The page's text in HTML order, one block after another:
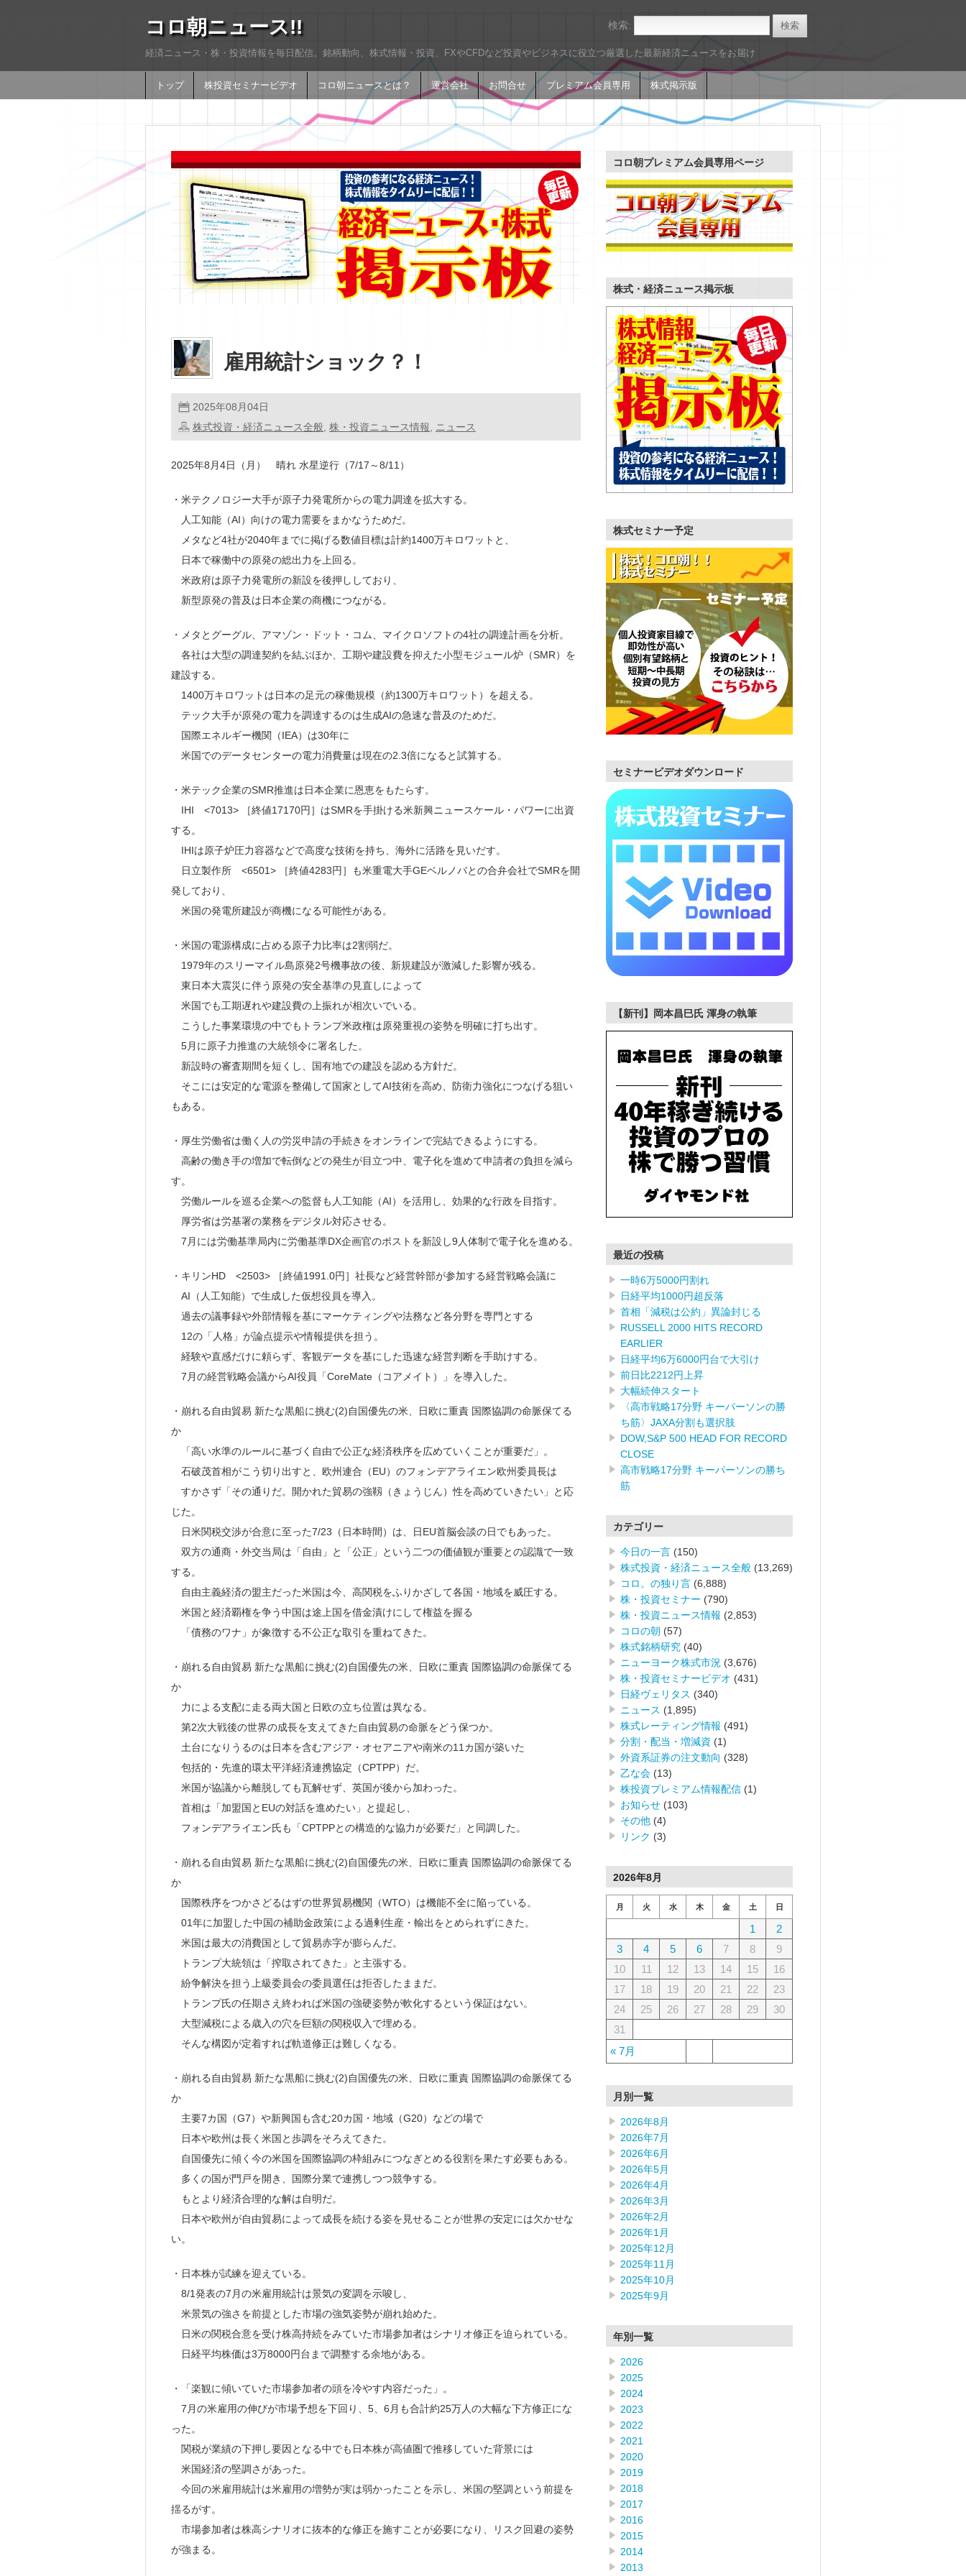
コロ朝ニュース!!
経済ニュース・株・投資情報を毎日配信。銘柄動向、株式情報・投資、FXやCFDなど投資やビジネスに役立つ厳選した最新経済ニュースをお届け
トップ 株投資セミナービデオ コロ朝ニュースとは？ 運営会社 お問合せ プレミアム会員専用 株式掲示版
検索:
雇用統計ショック？！
2025年08月04日
株式投資・経済ニュース全般, 株・投資ニュース情報, ニュース
2025年8月4日（月） 晴れ 水星逆行（7/17～8/11）
・米テクノロジー大手が原子力発電所からの電力調達を拡大する。
人工知能（AI）向けの電力需要をまかなうためだ。
メタなど4社が2040年までに掲げる数値目標は計約1400万キロワットと、
日本で稼働中の原発の総出力を上回る。
米政府は原子力発電所の新設を後押ししており、
新型原発の普及は日本企業の商機につながる。
・メタとグーグル、アマゾン・ドット・コム、マイクロソフトの4社の調達計画を分析。
各社は大型の調達契約を結ぶほか、工期や建設費を抑えた小型モジュール炉（SMR）を
建設する。
1400万キロワットは日本の足元の稼働規模（約1300万キロワット）を超える。
テック大手が原発の電力を調達するのは生成AIの急速な普及のためだ。
国際エネルギー機関（IEA）は30年に
米国でのデータセンターの電力消費量は現在の2.3倍になると試算する。
・米テック企業のSMR推進は日本企業に恩恵をもたらす。
IHI <7013> ［終値17170円］はSMRを手掛ける米新興ニュースケール・パワーに出資
する。
IHIは原子炉圧力容器などで高度な技術を持ち、海外に活路を見いだす。
日立製作所 <6501> ［終値4283円］も米重電大手GEベルノバとの合弁会社でSMRを開
発しており、
米国の発電所建設が商機になる可能性がある。
・米国の電源構成に占める原子力比率は2割弱だ。
1979年のスリーマイル島原発2号機事故の後、新規建設が激減した影響が残る。
東日本大震災に伴う原発の安全基準の見直しによって
米国でも工期遅れや建設費の上振れが相次いでいる。
こうした事業環境の中でもトランプ米政権は原発重視の姿勢を明確に打ち出す。
5月に原子力推進の大統領令に署名した。
新設時の審査期間を短くし、国有地での建設を認める方針だ。
そこには安定的な電源を整備して国家としてAI技術を高め、防衛力強化につなげる狙い
もある。
・厚生労働省は働く人の労災申請の手続きをオンラインで完結できるようにする。
高齢の働き手の増加で転倒などの発生が目立つ中、電子化を進めて申請者の負担を減ら
す。
労働ルールを巡る企業への監督も人工知能（AI）を活用し、効果的な行政を目指す。
厚労省は労基署の業務をデジタル対応させる。
7月には労働基準局内に労働基準DX企画官のポストを新設し9人体制で電子化を進める。
・キリンHD <2503> ［終値1991.0円］社長など経営幹部が参加する経営戦略会議に
AI（人工知能）で生成した仮想役員を導入。
過去の議事録や外部情報を基にマーケティングや法務など各分野を専門とする
12の「人格」が論点提示や情報提供を担う。
経験や直感だけに頼らず、客観データを基にした迅速な経営判断を手助けする。
7月の経営戦略会議からAI役員「CoreMate（コアメイト）」を導入した。
・崩れる自由貿易 新たな黒船に挑む(2)自国優先の米、日欧に重責 国際協調の命脈保てる
か
「高い水準のルールに基づく自由で公正な経済秩序を広めていくことが重要だ」。
石破茂首相がこう切り出すと、欧州連合（EU）のフォンデアライエン欧州委員長は
すかさず「その通りだ。開かれた貿易の強靱（きょうじん）性を高めていきたい」と応
じた。
日米関税交渉が合意に至った7/23（日本時間）は、日EU首脳会談の日でもあった。
双方の通商・外交当局は「自由」と「公正」という二つの価値観が重要との認識で一致
する。
自由主義経済の盟主だった米国は今、高関税をふりかざして各国・地域を威圧する。
米国と経済覇権を争う中国は途上国を借金漬けにして権益を握る
「債務のワナ」が象徴する不公正な取引を重ねてきた。
・崩れる自由貿易 新たな黒船に挑む(2)自国優先の米、日欧に重責 国際協調の命脈保てる
か
力による支配に走る両大国と日欧の立ち位置は異なる。
第2次大戦後の世界の成長を支えてきた自由貿易の命脈をどう保つか。
土台になりうるのは日本を含むアジア・オセアニアや南米の11カ国が築いた
包括的・先進的環太平洋経済連携協定（CPTPP）だ。
米国が協議から離脱しても瓦解せず、英国が後から加わった。
首相は「加盟国とEUの対話を進めたい」と提起し、
フォンデアライエン氏も「CPTPPとの構造的な協力が必要だ」と同調した。
・崩れる自由貿易 新たな黒船に挑む(2)自国優先の米、日欧に重責 国際協調の命脈保てる
か
国際秩序をつかさどるはずの世界貿易機関（WTO）は機能不全に陥っている。
01年に加盟した中国の補助金政策による過剰生産・輸出をとめられずにきた。
米国は最大の消費国として貿易赤字が膨らんだ。
トランプ大統領は「搾取されてきた」と主張する。
紛争解決を担う上級委員会の委員選任は拒否したままだ。
トランプ氏の任期さえ終われば米国の強硬姿勢が軟化するという保証はない。
大型減税による歳入の穴を巨額の関税収入で埋める。
そんな構図が定着すれば軌道修正は難しくなる。
・崩れる自由貿易 新たな黒船に挑む(2)自国優先の米、日欧に重責 国際協調の命脈保てる
か
主要7カ国（G7）や新興国も含む20カ国・地域（G20）などの場で
日本や欧州は長く米国と歩調をそろえてきた。
自国優先に傾く今の米国を国際協調の枠組みにつなぎとめる役割を果たす必要もある。
多くの国が門戸を開き、国際分業で連携しつつ競争する。
もとより経済合理的な解は自明だ。
日本や欧州が自由貿易によって成長を続ける姿を見せることが世界の安定には欠かせな
い。
・日本株が試練を迎えている。
8/1発表の7月の米雇用統計は景気の変調を示唆し、
米景気の強さを前提とした市場の強気姿勢が崩れ始めた。
日米の関税合意を受け株高持続をみていた市場参加者はシナリオ修正を迫られている。
日経平均株価は3万8000円台まで調整する余地がある。
・「楽観に傾いていた市場参加者の頭を冷やす内容だった」。
7月の米雇用の伸びが市場予想を下回り、5、6月も合計約25万人の大幅な下方修正にな
った。
関税が業績の下押し要因となる中でも日本株が高値圏で推移していた背景には
米国経済の堅調さがあった。
今回の米雇用統計は米雇用の増勢が実は弱かったことを示し、米国の堅調という前提を
揺るがす。
市場参加者は株高シナリオに抜本的な修正を施すことが必要になり、リスク回避の姿勢
が強まる。
コロ朝プレミアム会員専用ページ
株式・経済ニュース掲示板
株式セミナー予定
セミナービデオダウンロード
【新刊】岡本昌巳氏 渾身の執筆
最近の投稿
一時6万5000円割れ
日経平均1000円超反落
首相「減税は公約」異論封じる
RUSSELL 2000 HITS RECORD
EARLIER
日経平均6万6000円台で大引け
前日比2212円上昇
大幅続伸スタート
〈高市戦略17分野 キーパーソンの勝
ち筋〉JAXA分割も選択肢
DOW,S&P 500 HEAD FOR RECORD
CLOSE
高市戦略17分野 キーパーソンの勝ち
筋
カテゴリー
今日の一言 (150)
株式投資・経済ニュース全般 (13,269)
コロ。の独り言 (6,888)
株・投資セミナー (790)
株・投資ニュース情報 (2,853)
コロの朝 (57)
株式銘柄研究 (40)
ニューヨーク株式市況 (3,676)
株・投資セミナービデオ (431)
日経ヴェリタス (340)
ニュース (1,895)
株式レーティング情報 (491)
分割・配当・増減資 (1)
外資系証券の注文動向 (328)
乙な会 (13)
株投資プレミアム情報配信 (1)
お知らせ (103)
その他 (4)
リンク (3)
2026年8月
月 火 水 木 金 土 日
« 7月
1
2
3
4 5 6 7 8
9
10
11 12 13 14 15
16
17
18 19 20 21 22
23
24
25 26 27 28 29
30
31
月別一覧
2026年8月
2026年7月
2026年6月
2026年5月
2026年4月
2026年3月
2026年2月
2026年1月
2025年12月
2025年11月
2025年10月
2025年9月
年別一覧
2026
2025
2024
2023
2022
2021
2020
2019
2018
2017
2016
2015
2014
2013